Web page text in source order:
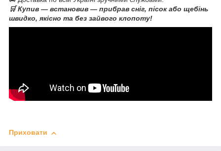
🛒 Купив — встановив — прибрав сніг, пісок або щебінь
швидко, якісно та без зайвого клопоту!
Приховати